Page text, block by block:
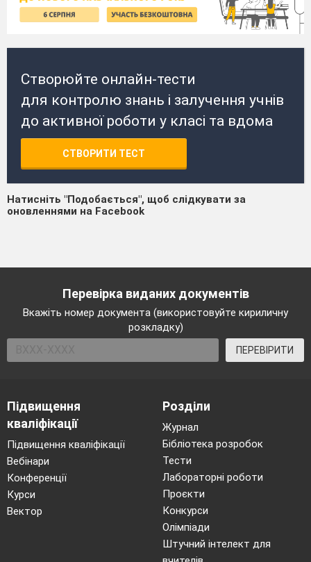
Створюйте онлайн-тести
для контролю знань і залучення учнів
до активної роботи у класі та вдома
СТВОРИТИ ТЕСТ
Натисніть "Подобається", щоб слідкувати за
оновленнями на Facebook
Перевірка виданих документів
Вкажіть номер документа (використовуйте кириличну
розкладку)
ПЕРЕВІРИТИ
Підвищення
кваліфікації
Підвищення кваліфікації
Вебінари
Конференції
Курси
Вектор
Розділи
Журнал
Бібліотека розробок
Тести
Лабораторні роботи
Проєкти
Конкурси
Олімпіади
Штучний інтелект для